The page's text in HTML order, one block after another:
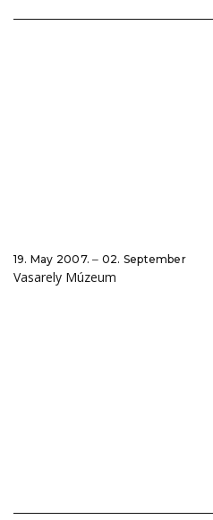
19. May 2007. ‒ 02. September
Vasarely Múzeum